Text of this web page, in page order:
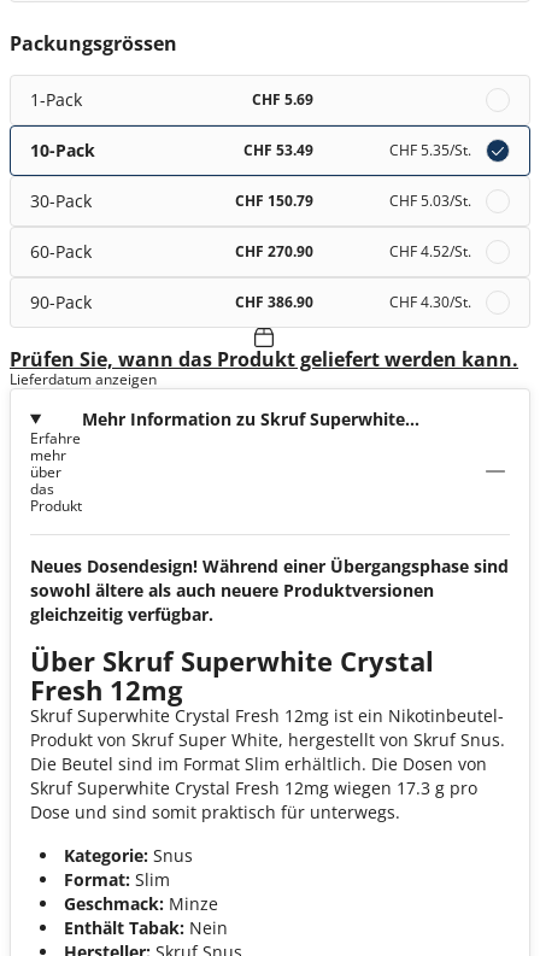
Packungsgrössen
1-Pack CHF 5.69
10-Pack CHF 53.49 CHF 5.35/St.
30-Pack CHF 150.79 CHF 5.03/St.
60-Pack CHF 270.90 CHF 4.52/St.
90-Pack CHF 386.90 CHF 4.30/St.
Prüfen Sie, wann das Produkt geliefert werden kann.
Lieferdatum anzeigen
Mehr Information zu Skruf Superwhite
Erfahre
mehr
über
das
Produkt
Neues Dosendesign! Während einer Übergangsphase sind
sowohl ältere als auch neuere Produktversionen
gleichzeitig verfügbar.
Über Skruf Superwhite Crystal
Fresh 12mg
Skruf Superwhite Crystal Fresh 12mg ist ein Nikotinbeutel-
Produkt von Skruf Super White, hergestellt von Skruf Snus.
Die Beutel sind im Format Slim erhältlich. Die Dosen von
Skruf Superwhite Crystal Fresh 12mg wiegen 17.3 g pro
Dose und sind somit praktisch für unterwegs.
Kategorie: Snus
Format: Slim
Geschmack: Minze
Enthält Tabak: Nein